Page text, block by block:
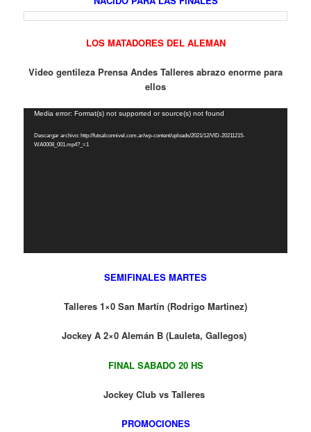
LOS MATADORES DEL ALEMAN
Video gentileza Prensa Andes Talleres abrazo enorme para
ellos
Reproductor
vídeo
Media error: Format(s) not supported or source(s) not found
Descargar archivo: http://futsalconnivel.com.ar/wp-content/uploads/2021/12/VID-20211215-
WA0008_001.mp4?_=1
SEMIFINALES MARTES
Talleres 1×0 San Martín (Rodrigo Martinez)
Jockey A 2×0 Alemán B (Lauleta, Gallegos)
FINAL SABADO 20 HS
Jockey Club vs Talleres
PROMOCIONES